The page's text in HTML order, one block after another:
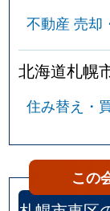
不動産 売却
北海道札幌
住み替え・
この